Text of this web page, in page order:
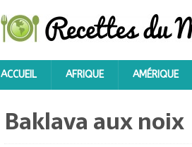
ACCUEIL AFRIQUE AMÉRIQUE
Baklava aux noix